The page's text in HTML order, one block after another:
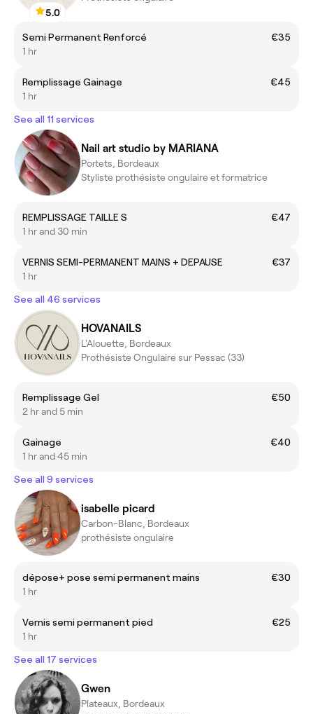
5.0
Semi Permanent Renforcé
€35
1 hr
Remplissage Gainage
€45
1 hr
See all 11 services
Nail art studio by MARIANA
Portets, Bordeaux
Styliste prothésiste ongulaire et formatrice
REMPLISSAGE TAILLE S
€47
1 hr and 30 min
VERNIS SEMI-PERMANENT MAINS + DEPAUSE
€37
1 hr
See all 46 services
HOVANAILS
L'Alouette, Bordeaux
Prothésiste Ongulaire sur Pessac (33)
Remplissage Gel
€50
2 hr and 5 min
Gainage
€40
1 hr and 45 min
See all 9 services
isabelle picard
Carbon-Blanc, Bordeaux
prothésiste ongulaire
dépose+ pose semi permanent mains
€30
1 hr
Vernis semi permanent pied
€25
1 hr
See all 17 services
Gwen
Plateaux, Bordeaux